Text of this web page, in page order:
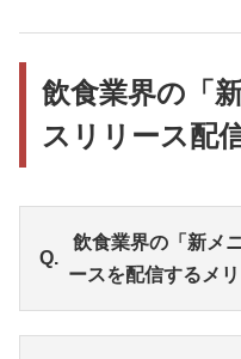
飲食業界の「
スリリース配
飲食業界の「新メ
ースを配信するメ